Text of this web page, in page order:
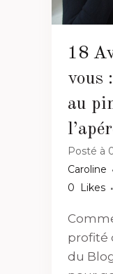
18
vous
au
Posté à
Caroline
0
Likes
profité
du